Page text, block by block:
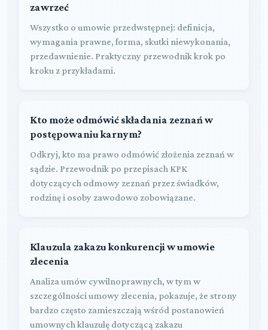
zawrzeć
Wszystko o umowie przedwstępnej: definicja,
wymagania prawne, forma, skutki niewykonania,
przedawnienie. Praktyczny przewodnik krok po
kroku z przykładami.
Kto może odmówić składania zeznań w
postępowaniu karnym?
Odkryj, kto ma prawo odmówić złożenia zeznań w
sądzie. Przewodnik po przepisach KPK
dotyczących odmowy zeznań przez świadków,
rodzinę i osoby zawodowo zobowiązane.
Klauzula zakazu konkurencji w umowie
zlecenia
Analiza umów cywilnoprawnych, w tym w
szczególności umowy zlecenia, pokazuje, że strony
bardzo często zamieszczają wśród postanowień
umownych klauzulę dotyczącą zakazu